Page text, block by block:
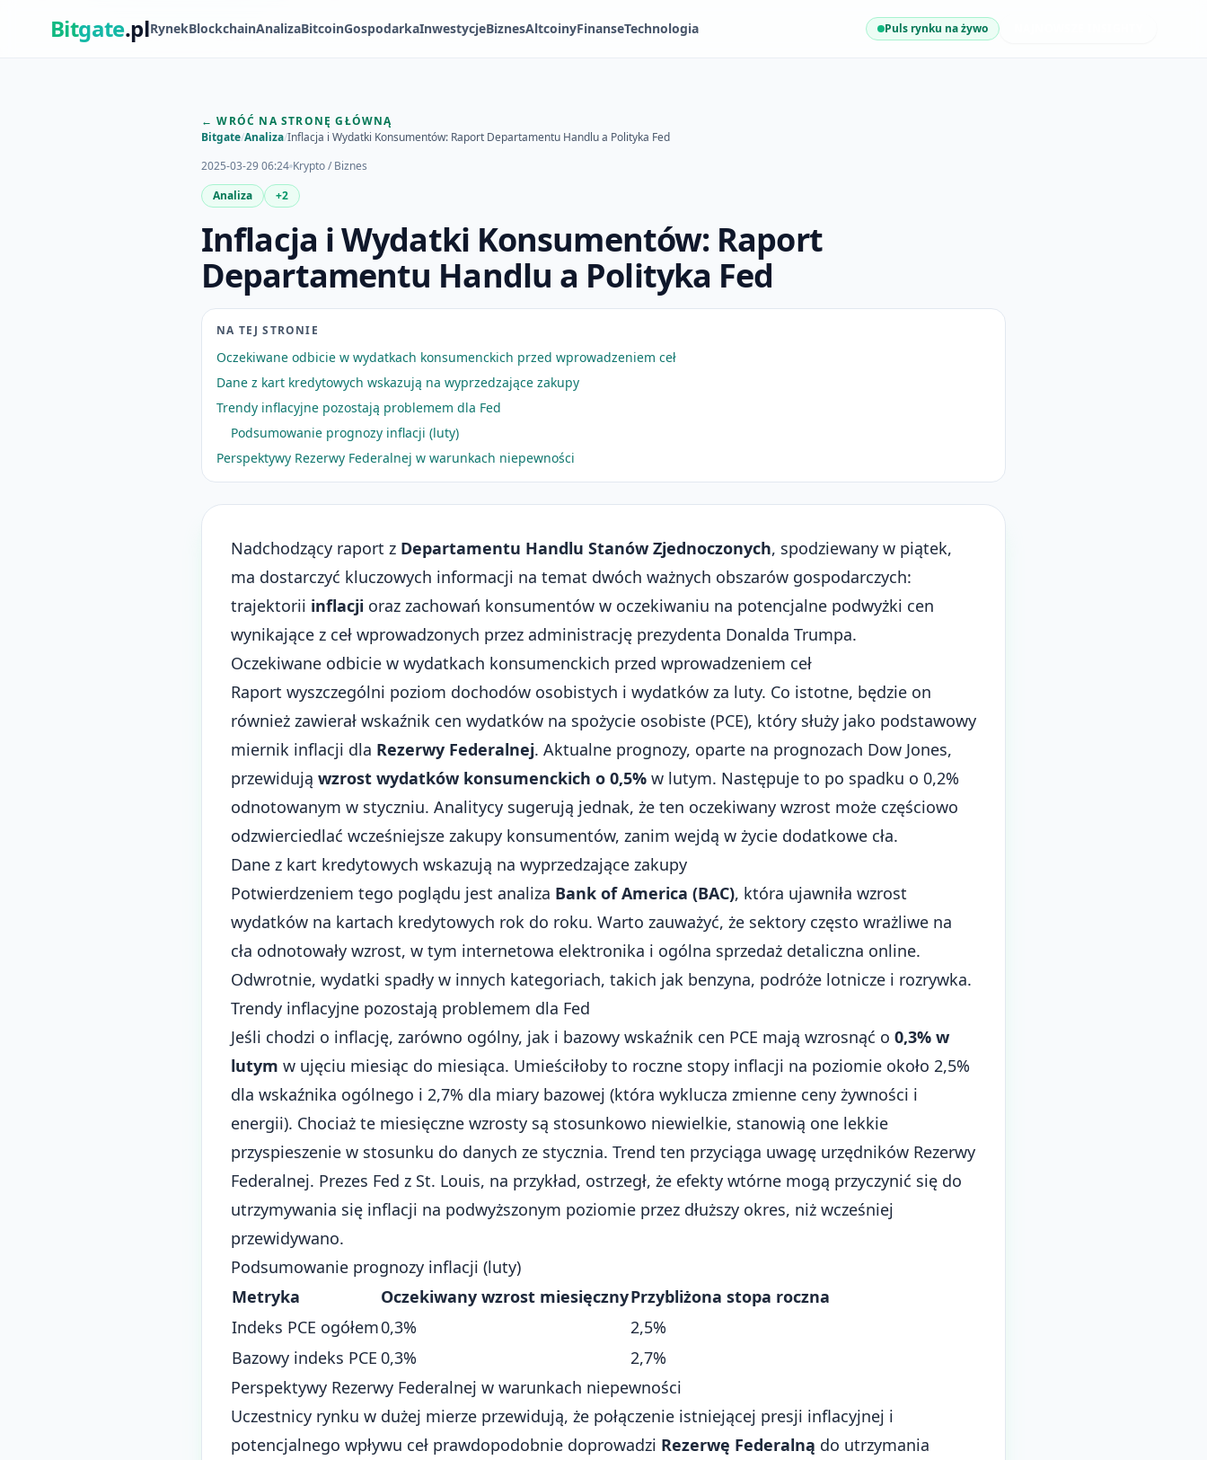
Bitgate.plRynekBlockchainAnalizaBitcoinGospodarkaInwestycjeBiznesAltcoinyFinanseTechnologia Puls rynku na żywo
← WRÓĆ NA STRONĘ GŁÓWNĄ
Bitgate/Analiza/Inflacja i Wydatki Konsumentów: Raport Departamentu Handlu a Polityka Fed
2025-03-29 06:24 Krypto / Biznes
Analiza
+2
Inflacja i Wydatki Konsumentów: Raport
Departamentu Handlu a Polityka Fed
NA TEJ STRONIE
Oczekiwane odbicie w wydatkach konsumenckich przed wprowadzeniem ceł
Dane z kart kredytowych wskazują na wyprzedzające zakupy
Trendy inflacyjne pozostają problemem dla Fed
Podsumowanie prognozy inflacji (luty)
Perspektywy Rezerwy Federalnej w warunkach niepewności
Nadchodzący raport z Departamentu Handlu Stanów Zjednoczonych, spodziewany w piątek,
ma dostarczyć kluczowych informacji na temat dwóch ważnych obszarów gospodarczych:
trajektorii inflacji oraz zachowań konsumentów w oczekiwaniu na potencjalne podwyżki cen
wynikające z ceł wprowadzonych przez administrację prezydenta Donalda Trumpa.
Oczekiwane odbicie w wydatkach konsumenckich przed wprowadzeniem ceł
Raport wyszczególni poziom dochodów osobistych i wydatków za luty. Co istotne, będzie on
również zawierał wskaźnik cen wydatków na spożycie osobiste (PCE), który służy jako podstawowy
miernik inflacji dla Rezerwy Federalnej. Aktualne prognozy, oparte na prognozach Dow Jones,
przewidują wzrost wydatków konsumenckich o 0,5% w lutym. Następuje to po spadku o 0,2%
odnotowanym w styczniu. Analitycy sugerują jednak, że ten oczekiwany wzrost może częściowo
odzwierciedlać wcześniejsze zakupy konsumentów, zanim wejdą w życie dodatkowe cła.
Dane z kart kredytowych wskazują na wyprzedzające zakupy
Potwierdzeniem tego poglądu jest analiza Bank of America (BAC), która ujawniła wzrost
wydatków na kartach kredytowych rok do roku. Warto zauważyć, że sektory często wrażliwe na
cła odnotowały wzrost, w tym internetowa elektronika i ogólna sprzedaż detaliczna online.
Odwrotnie, wydatki spadły w innych kategoriach, takich jak benzyna, podróże lotnicze i rozrywka.
Trendy inflacyjne pozostają problemem dla Fed
Jeśli chodzi o inflację, zarówno ogólny, jak i bazowy wskaźnik cen PCE mają wzrosnąć o 0,3% w
lutym w ujęciu miesiąc do miesiąca. Umieściłoby to roczne stopy inflacji na poziomie około 2,5%
dla wskaźnika ogólnego i 2,7% dla miary bazowej (która wyklucza zmienne ceny żywności i
energii). Chociaż te miesięczne wzrosty są stosunkowo niewielkie, stanowią one lekkie
przyspieszenie w stosunku do danych ze stycznia. Trend ten przyciąga uwagę urzędników Rezerwy
Federalnej. Prezes Fed z St. Louis, na przykład, ostrzegł, że efekty wtórne mogą przyczynić się do
utrzymywania się inflacji na podwyższonym poziomie przez dłuższy okres, niż wcześniej
przewidywano.
Podsumowanie prognozy inflacji (luty)
Metryka
Oczekiwany wzrost miesięcznyPrzybliżona stopa roczna
Indeks PCE ogółem0,3%
2,5%
Bazowy indeks PCE 0,3%
2,7%
Perspektywy Rezerwy Federalnej w warunkach niepewności
Uczestnicy rynku w dużej mierze przewidują, że połączenie istniejącej presji inflacyjnej i
potencjalnego wpływu ceł prawdopodobnie doprowadzi Rezerwę Federalną do utrzymania